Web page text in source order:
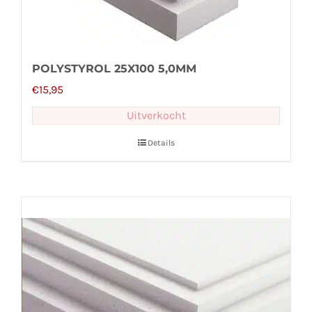
POLYSTYROL 25X100 5,0MM
€15,95
Uitverkocht
Details